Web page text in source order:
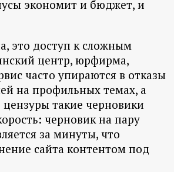
экономит и бюджет, и
это доступ к сложным
центр, юрфирма,
часто упираются в отказы
на профильных темах, а
такие черновики
черновик на пару
за минуты, что
сайта контентом под